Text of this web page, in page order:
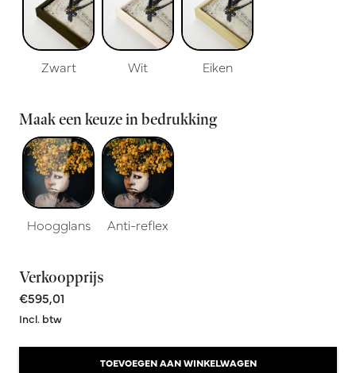
Zwart Wit Eiken
Maak een keuze in bedrukking
Hoogglans Anti-reflex
Verkoopprijs
€595,01
Incl. btw
TOEVOEGEN AAN WINKELWAGEN